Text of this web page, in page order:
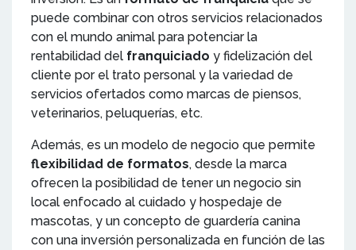
puede combinar con otros servicios relacionados
con el mundo animal para potenciar la
rentabilidad del franquiciado y fidelización del
cliente por el trato personal y la variedad de
servicios ofertados como marcas de piensos,
veterinarios, peluquerías, etc.
Además, es un modelo de negocio que permite
flexibilidad de formatos, desde la marca
ofrecen la posibilidad de tener un negocio sin
local enfocado al cuidado y hospedaje de
mascotas, y un concepto de guardería canina
con una inversión personalizada en función de las